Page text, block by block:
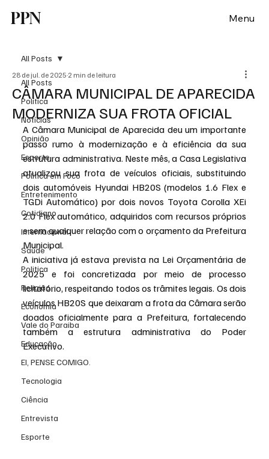
PPN Menu
All Posts
Política
Notícias
Opinião
Esporte
Politica em Foco
Entretenimento
Cotidiano
Internacional
Saúde
Politica
Religião
Economia
Vale do Paraiba
Educação
EI, PENSE COMIGO.
Tecnologia
Ciência
Entrevista
Esporte
All Posts
CÂMARA MUNICIPAL DE APARECIDA
MODERNIZA SUA FROTA OFICIAL
28 de jul. de 2025 2 min de leitura
A Câmara Municipal de Aparecida deu um importante
passo rumo à modernização e à eficiência da sua
estrutura administrativa. Neste mês, a Casa Legislativa
atualizou sua frota de veículos oficiais, substituindo
dois automóveis Hyundai HB20S (modelos 1.6 Flex e
TGDi Automático) por dois novos Toyota Corolla XEi
2.0 Flex automático, adquiridos com recursos próprios
e sem qualquer relação com o orçamento da Prefeitura
Municipal.
A iniciativa já estava prevista na Lei Orçamentária de
2025 e foi concretizada por meio de processo
licitatório, respeitando todos os trâmites legais. Os dois
veículos HB20S que deixaram a frota da Câmara serão
doados oficialmente para a Prefeitura, fortalecendo
também a estrutura administrativa do Poder
Executivo.